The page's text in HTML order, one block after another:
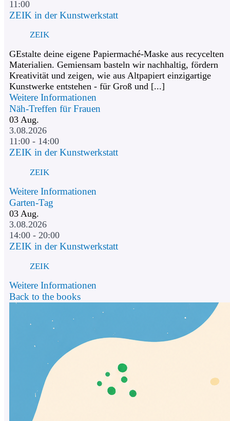
11:00
ZEIK in der Kunstwerkstatt
ZEIK
GEstalte deine eigene Papiermaché-Maske aus recycelten
Materialien. Gemiensam basteln wir nachhaltig, fördern
Kreativität und zeigen, wie aus Altpapiert einzigartige
Kunstwerke entstehen - für Groß und [...]
Weitere Informationen
Näh-Treffen für Frauen
03 Aug.
3.08.2026
11:00 - 14:00
ZEIK in der Kunstwerkstatt
ZEIK
Weitere Informationen
Garten-Tag
03 Aug.
3.08.2026
14:00 - 20:00
ZEIK in der Kunstwerkstatt
ZEIK
Weitere Informationen
Back to the books